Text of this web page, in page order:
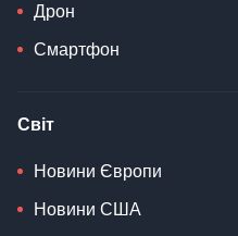
Дрон
Смартфон
Світ
Новини Європи
Новини США